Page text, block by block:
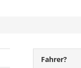
Fahrer?